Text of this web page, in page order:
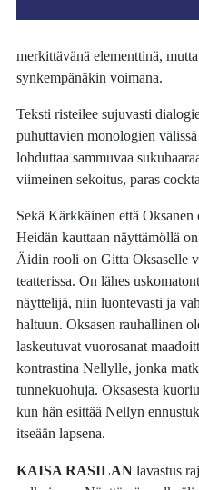
merkittävänä elementtinä,
synkempänäkin voimana.
Teksti risteilee sujuvasti
puhuttavien monologien
lohduttaa sammuvaa
viimeinen sekoitus, paras
Sekä Kärkkäinen että Oksanen
Heidän kauttaan näyttämöllä
Äidin rooli on Gitta Oksaselle
teatterissa. On lähes
näyttelijä, niin luontevasti ja
haltuun. Oksasen rauhallinen
laskeutuvat vuorosanat
kontrastina Nellylle, jonka
tunnekuohuja. Oksasesta
kun hän esittää Nellyn
itseään lapsena.
KAISA RASILAN lavastus